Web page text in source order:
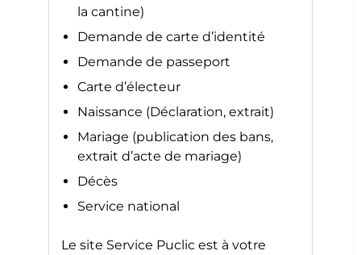
la cantine)
Demande de carte d’identité
Demande de passeport
Carte d’électeur
Naissance (Déclaration, extrait)
Mariage (publication des bans,
extrait d’acte de mariage)
Décès
Service national
Le site Service Puclic est à votre